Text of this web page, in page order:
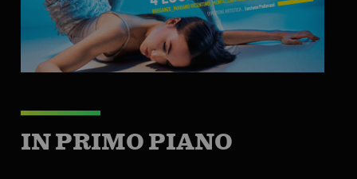
IN PRIMO PIANO